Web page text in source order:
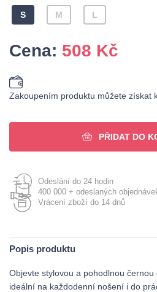
S M L
Cena: 508 Kč
Zakoupením produktu můžete získat
PŘIDAT DO
Odeslání do 24 hodin
400 000 + odeslaných
Vrácení zboží do 14 dnů
Popis produktu
Objevte stylovou a pohodlnou
ideální na každodenní nošení i do